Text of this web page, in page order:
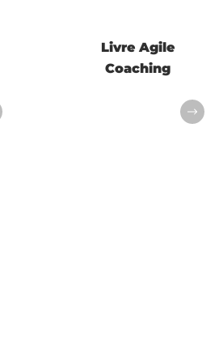
Livre Agile
Coaching